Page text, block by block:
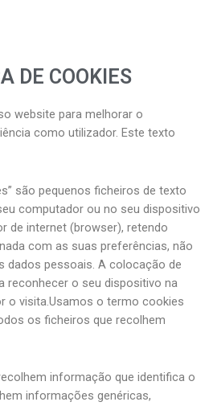
DE COOKIES
website para melhorar o
como utilizador. Este texto
são pequenos ficheiros de texto
computador ou no seu dispositivo
de internet (browser), retendo
com as suas preferências, não
dados pessoais. A colocação de
reconhecer o seu dispositivo na
o visita.Usamos o termo cookies
os ficheiros que recolhem
informação que identifica o
informações genéricas,